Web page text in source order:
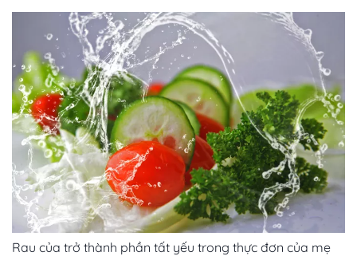
Rau của trở thành phần tất yếu trong thực đơn của mẹ